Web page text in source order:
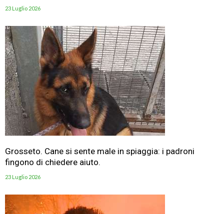
23 Luglio 2026
Grosseto. Cane si sente male in spiaggia: i padroni
fingono di chiedere aiuto.
23 Luglio 2026